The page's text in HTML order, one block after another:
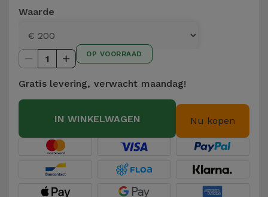
Andere
merken
en Bandjes
Telefoonketens
Gadgets
en Huis
Portemonnees,
Tassen en
Koffers
Waarde
1 OP VOORRAAD
Gratis levering, verwacht maandag!
IN WINKELWAGEN Nu kopen